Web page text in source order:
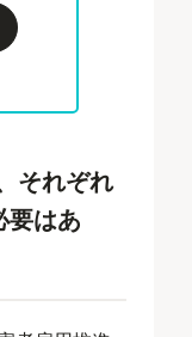
それぞれ
要はあ